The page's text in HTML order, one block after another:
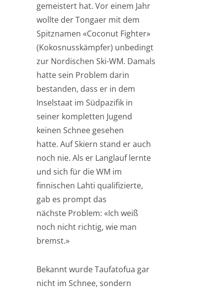
gemeistert hat. Vor einem Jahr
wollte der Tongaer mit dem
Spitznamen «Coconut Fighter»
(Kokosnusskämpfer) unbedingt
zur Nordischen Ski-WM. Damals
hatte sein Problem darin
bestanden, dass er in dem
Inselstaat im Südpazifik in
seiner kompletten Jugend
keinen Schnee gesehen
hatte. Auf Skiern stand er auch
noch nie. Als er Langlauf lernte
und sich für die WM im
finnischen Lahti qualifizierte,
gab es prompt das
nächste Problem: «Ich weiß
noch nicht richtig, wie man
bremst.»
Bekannt wurde Taufatofua gar
nicht im Schnee, sondern